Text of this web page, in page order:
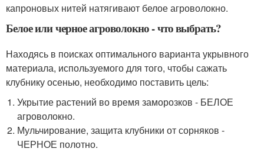
капроновых нитей натягивают белое агроволокно.
Белое или черное агроволокно - что выбрать?
Находясь в поисках оптимального варианта укрывного
материала, используемого для того, чтобы сажать
клубнику осенью, необходимо поставить цель:
Укрытие растений во время заморозков - БЕЛОЕ
агроволокно.
Мульчирование, защита клубники от сорняков -
ЧЕРНОЕ полотно.